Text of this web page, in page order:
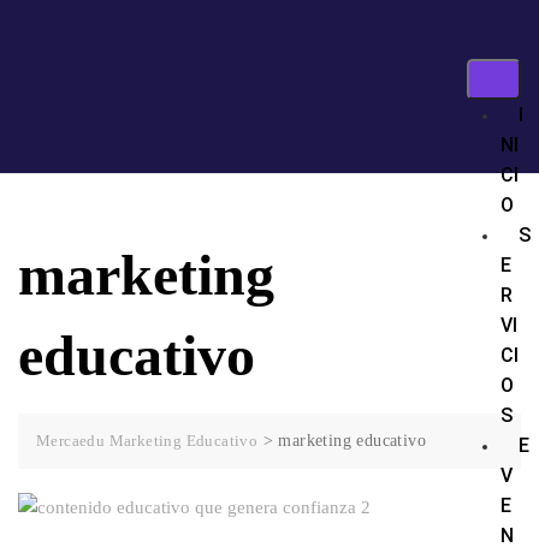
I
NI
CI
O
S
E
R
VI
CI
O
S
E
V
E
N
marketing
educativo
Mercaedu Marketing Educativo >marketing educativo